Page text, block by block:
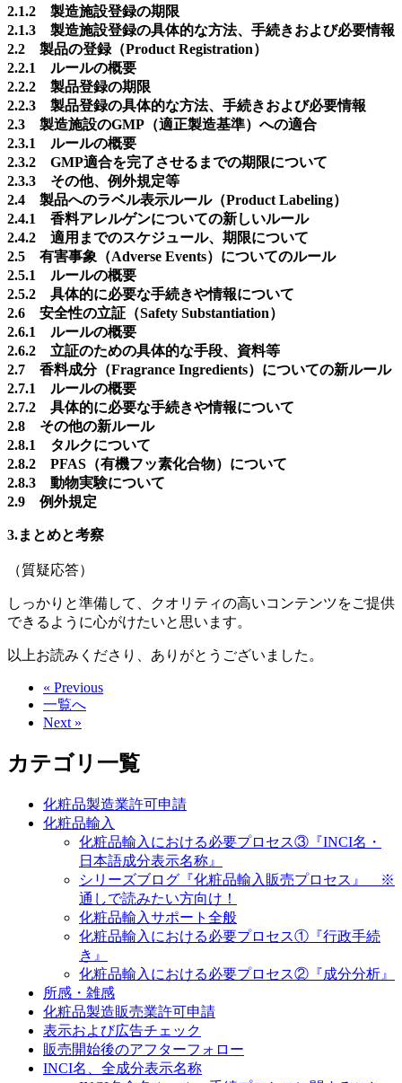
2.1.2 製造施設登録の期限
2.1.3 製造施設登録の具体的な方法、手続きおよび必要情報
2.2 製品の登録（Product Registration）
2.2.1 ルールの概要
2.2.2 製品登録の期限
2.2.3 製品登録の具体的な方法、手続きおよび必要情報
2.3 製造施設のGMP（適正製造基準）への適合
2.3.1 ルールの概要
2.3.2 GMP適合を完了させるまでの期限について
2.3.3 その他、例外規定等
2.4 製品へのラベル表示ルール（Product Labeling）
2.4.1 香料アレルゲンについての新しいルール
2.4.2 適用までのスケジュール、期限について
2.5 有害事象（Adverse Events）についてのルール
2.5.1 ルールの概要
2.5.2 具体的に必要な手続きや情報について
2.6 安全性の立証（Safety Substantiation）
2.6.1 ルールの概要
2.6.2 立証のための具体的な手段、資料等
2.7 香料成分（Fragrance Ingredients）についての新ルール
2.7.1 ルールの概要
2.7.2 具体的に必要な手続きや情報について
2.8 その他の新ルール
2.8.1 タルクについて
2.8.2 PFAS（有機フッ素化合物）について
2.8.3 動物実験について
2.9 例外規定
3.まとめと考察
（質疑応答）
しっかりと準備して、クオリティの高いコンテンツをご提供
できるように心がけたいと思います。
以上お読みくださり、ありがとうございました。
« Previous
一覧へ
Next »
カテゴリ一覧
化粧品製造業許可申請
化粧品輸入
化粧品輸入における必要プロセス③『INCI名・
日本語成分表示名称』
シリーズブログ『化粧品輸入販売プロセス』 ※
通しで読みたい方向け！
化粧品輸入サポート全般
化粧品輸入における必要プロセス①『行政手続
き』
化粧品輸入における必要プロセス②『成分分析』
所感・雑感
化粧品製造販売業許可申請
表示および広告チェック
販売開始後のアフターフォロー
INCI名、全成分表示名称